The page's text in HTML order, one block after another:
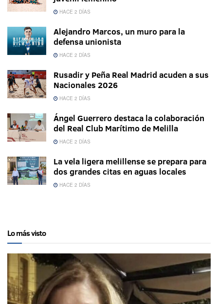
HACE 2 DÍAS
Alejandro Marcos, un muro para la
defensa unionista
HACE 2 DÍAS
Rusadir y Peña Real Madrid acuden a sus
Nacionales 2026
HACE 2 DÍAS
Ángel Guerrero destaca la colaboración
del Real Club Marítimo de Melilla
HACE 2 DÍAS
La vela ligera melillense se prepara para
dos grandes citas en aguas locales
HACE 2 DÍAS
Lo más visto